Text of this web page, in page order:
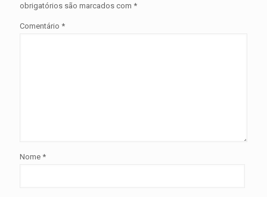
obrigatórios são marcados com *
Comentário *
Nome *